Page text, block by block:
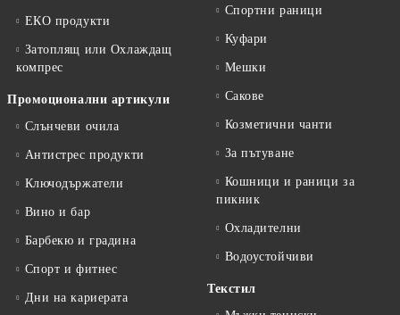
ЕКО продукти
Затоплящ или Охлаждащ
компрес
Промоционални артикули
Слънчеви очила
Антистрес продукти
Ключодържатели
Вино и бар
Барбекю и градина
Спорт и фитнес
Дни на кариерата
Спортни раници
Куфари
Мешки
Сакове
Козметични чанти
За пътуване
Кошници и раници за
пикник
Охладителни
Водоустойчиви
Текстил